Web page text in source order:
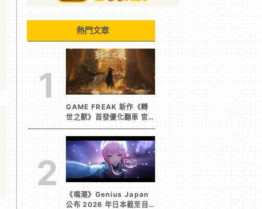
熱門文章
1
GAME FREAK 新作《轉
世之獸》首發優化翻車 官
方急發聲明承諾提供大量更
新彌補
2
《鳴潮》Genius Japan
公布 2026 年日本截至目